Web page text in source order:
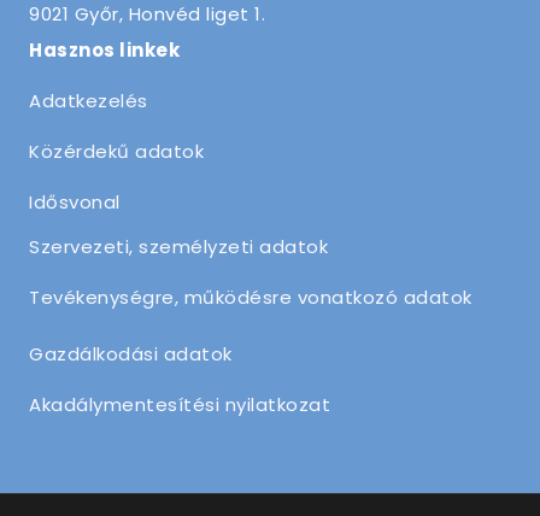
9021 Győr, Honvéd liget 1.
Hasznos linkek
Adatkezelés
Közérdekű adatok
Idősvonal
Szervezeti, személyzeti adatok
Tevékenységre, működésre vonatkozó adatok
Gazdálkodási adatok
Akadálymentesítési nyilatkozat